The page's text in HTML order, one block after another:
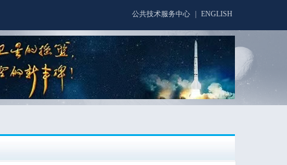
公共技术服务中心 ENGLISH